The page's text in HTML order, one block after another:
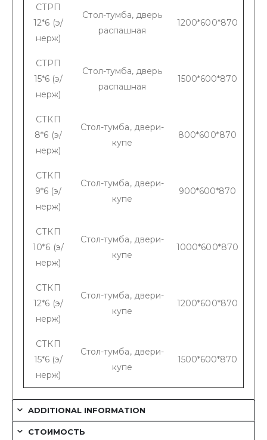
СТРП
12*6 (э/
нерж)
Стол-тумба, дверь
распашная
1200*600*870
СТРП
15*6 (э/
нерж)
Стол-тумба, дверь
распашная
1500*600*870
СТКП
8*6 (э/
нерж)
Стол-тумба, двери-
купе
800*600*870
СТКП
9*6 (э/
нерж)
Стол-тумба, двери-
купе
900*600*870
СТКП
10*6 (э/
нерж)
Стол-тумба, двери-
купе
1000*600*870
СТКП
12*6 (э/
нерж)
Стол-тумба, двери-
купе
1200*600*870
СТКП
15*6 (э/
нерж)
Стол-тумба, двери-
купе
1500*600*870
ADDITIONAL INFORMATION
СТОИМОСТЬ